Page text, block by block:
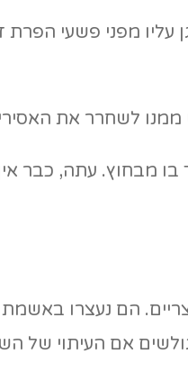
מפני פשעי הפרת
לשחרר את
מבחוץ. עתה, כבר
שוחררו בצעד מפתיע 416 עצירים
אם העיתוי של